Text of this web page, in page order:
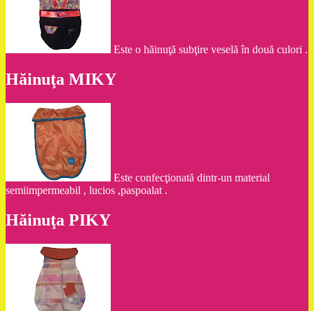
Este o hăinuţă subţire veselă în două culori .
Hăinuţa MIKY
Este confecţionată dintr-un material
semiimpermeabil , lucios ,paspoalat .
Hăinuţa PIKY